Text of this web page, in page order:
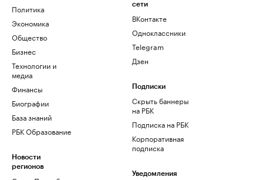
Политика
Экономика
Общество
Бизнес
Технологии и
медиа
Финансы
Биографии
База знаний
РБК Образование
Новости
регионов
сети
ВКонтакте
Одноклассники
Telegram
Дзен
Подписки
Скрыть баннеры
на РБК
Подписка на РБК
Корпоративная
подписка
Уведомления